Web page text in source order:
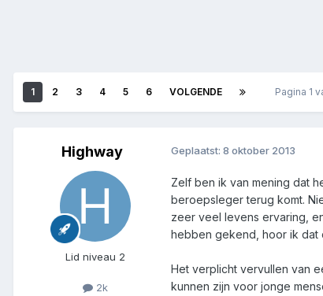
1 2 3 4 5 6 VOLGENDE Pagina 1
Highway
Lid niveau 2
2k
Geplaatst: 8 oktober 2013
Zelf ben ik van mening dat
beroepsleger terug komt.
zeer veel levens ervaring,
hebben gekend, hoor ik dat
Het verplicht vervullen van
kunnen zijn voor jonge